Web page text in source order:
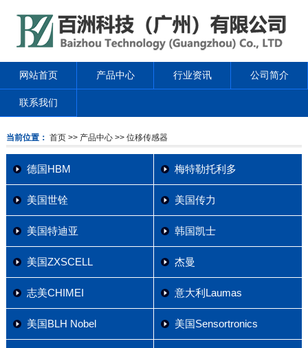
网站首页 产品中心 行业资讯 公司简介
联系我们
当前位置： 首页 >> 产品中心>> 位移传感器
德国HBM 梅特勒托利多
美国世铨 美国传力
美国特迪亚 韩国凯士
美国ZXSCELL 杰曼
志美CHIMEI 意大利Laumas
美国BLH Nobel 美国Sensortronics